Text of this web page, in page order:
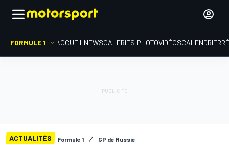
FORMULE 1 ACCUEIL NEWSGALERIES PHOTOVIDÉOSCALENDRIER
ACTUALITÉS Formule 1 GP de Russie